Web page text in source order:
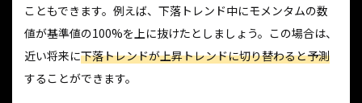
こともできます。例えば、下落トレンド中にモメンタムの数
値が基準値の100%を上に抜けたとしましょう。この場合は、
近い将来に下落トレンドが上昇トレンドに切り替わると予測
することができます。